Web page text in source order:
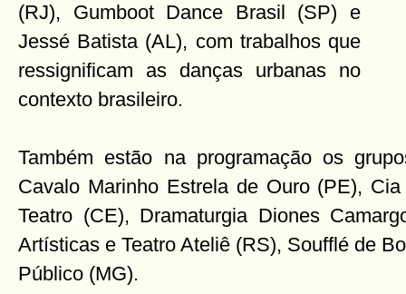
(RJ), Gumboot Dance Brasil (SP) e
Jessé Batista (AL), com trabalhos que
ressignificam as danças urbanas no
contexto brasileiro.
Também estão na programação os
Cavalo Marinho Estrela de Ouro (PE),
Teatro (CE), Dramaturgia Diones
Artísticas e Teatro Ateliê (RS), Soufflé de
Público (MG).